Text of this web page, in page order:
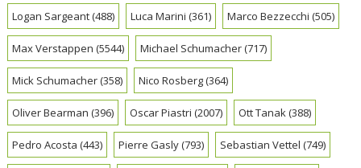
Logan Sargeant(488) Luca Marini (361) Marco Bezzecchi (505)
Max Verstappen (5544) Michael Schumacher(717)
Mick Schumacher(358) Nico Rosberg(364)
Oliver Bearman (396) Oscar Piastri (2007) Ott Tanak(388)
Pedro Acosta (443) Pierre Gasly(793) Sebastian Vettel (749)